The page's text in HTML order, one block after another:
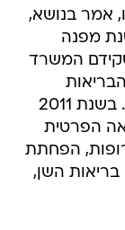
המשרד
וביטול אגרת טיפת חלב הראו תוצאות. בשנת 2011
הפרטית
הפחתת
השן,
במדינת